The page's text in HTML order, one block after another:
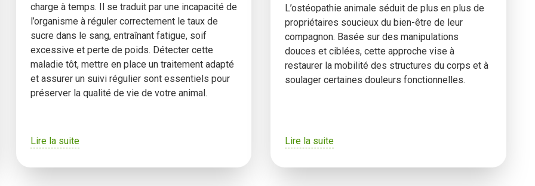
charge à temps. Il se traduit par une incapacité de
l’organisme à réguler correctement le taux de
sucre dans le sang, entraînant fatigue, soif
excessive et perte de poids. Détecter cette
maladie tôt, mettre en place un traitement adapté
et assurer un suivi régulier sont essentiels pour
préserver la qualité de vie de votre animal.
Lire la suite
L’ostéopathie animale séduit de plus en plus de
propriétaires soucieux du bien-être de leur
compagnon. Basée sur des manipulations
douces et ciblées, cette approche vise à
restaurer la mobilité des structures du corps et à
soulager certaines douleurs fonctionnelles.
Lire la suite